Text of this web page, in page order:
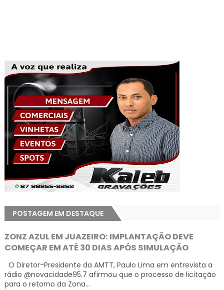
POSTAGEM EM DESTAQUE
ZONZ AZUL EM JUAZEIRO: IMPLANTAÇÃO DEVE
COMEÇAR EM ATÉ 30 DIAS APÓS SIMULAÇÃO
O Diretor-Presidente da AMTT, Paulo Lima em entrevista a
rádio @novacidade95.7 afirmou que o processo de licitação
para o retorno da Zona...